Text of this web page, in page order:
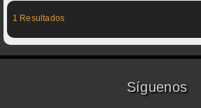
1 Resultados
Síguenos